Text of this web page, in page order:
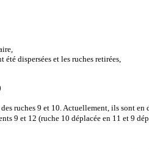
dispersées et les ruches retirées,
ruches 9 et 10. Actuellement, ils sont en
9 et 12 (ruche 10 déplacée en 11 et 9